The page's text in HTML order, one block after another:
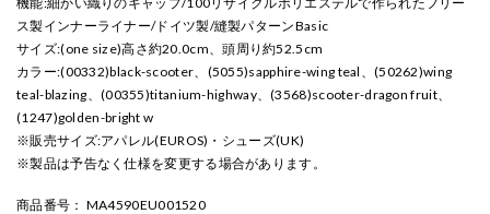
ス製インナーライナー/ドイツ製/縫製パターンBasic
サイズ:(one size)高さ約20.0cm、頭周り約52.5cm
カラー:(00332)black-scooter、(5055)sapphire-wing teal、(50262)wing
teal-blazing、(00355)titanium-highway、(3568)scooter-dragon fruit、
(1247)golden-bright w
※販売サイズ:アパレル(EUROS)・シューズ(UK)
※製品は予告なく仕様を変更する場合があります。
商品番号 ： MA4590EU001520